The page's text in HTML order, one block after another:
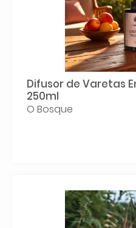
Difusor de Varetas
250ml
O Bosque